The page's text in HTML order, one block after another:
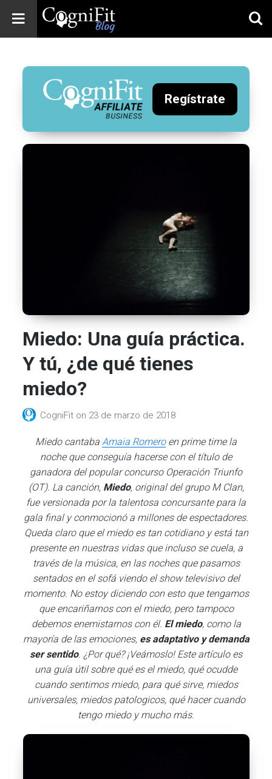
Blog: Brain
Health
News
Brain Training,
Mental Health, and
Wellness
Regístrate
Miedo: Una guía práctica.
Y tú, ¿de qué tienes
miedo?
CogniFit on 23 de marzo de 2018
Miedo cantaba Amaia Romeroen prime time la
noche que conseguía hacerse con el título de
ganadora del popular concurso Operación Triunfo
(OT). La canción, Miedo, original del grupo M Clan,
fue versionada por la talentosa concursante para la
gala final y conmocionó a millones de espectadores.
Queda claro que el miedo es tan cotidiano y está tan
presente en nuestras vidas que incluso se cuela, a
través de la música, en las noches que pasamos
sentados en el sofá viendo el show televisivo del
momento. No estoy diciendo con esto que tengamos
que encariñarnos con el miedo, pero tampoco
debemos enemistarnos con él. El miedo, como la
mayoría de las emociones, es adaptativo y demanda
ser sentido. ¿Por qué? ¡Veámoslo! Este artículo es
una guía útil sobre qué es el miedo, qué ocudde
cuando sentimos miedo, para qué sirve, miedos
universales, miedos patologicos, qué hacer cuando
tengo miedo y mucho más.